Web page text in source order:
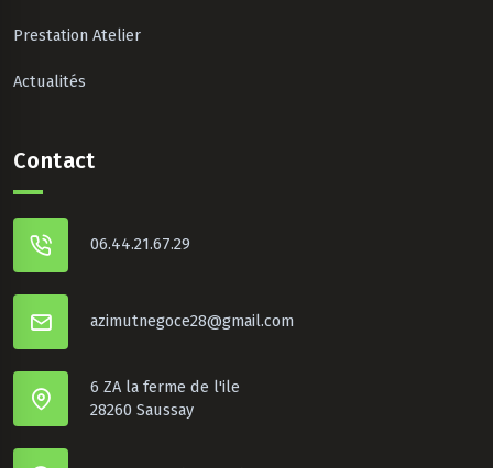
Prestation Atelier
Actualités
Contact
06.44.21.67.29
azimutnegoce28@gmail.com
6 ZA la ferme de l'ile
28260 Saussay